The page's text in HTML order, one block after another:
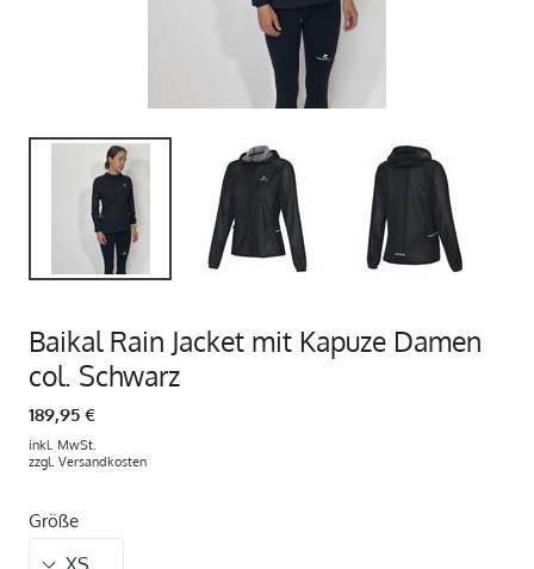
Baikal Rain Jacket mit Kapuze Damen
col. Schwarz
189,95 €
inkl. MwSt.
zzgl. Versandkosten
Größe